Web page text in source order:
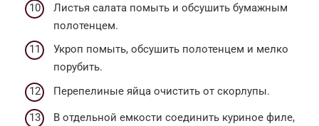
Листья салата помыть и обсушить бумажным
полотенцем.
Укроп помыть, обсушить полотенцем и мелко
порубить.
Перепелиные яйца очистить от скорлупы.
В отдельной емкости соединить куриное филе,